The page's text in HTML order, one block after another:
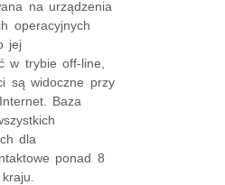
na urządzenia
operacyjnych
jej
w trybie off-line,
są widoczne przy
Baza
dla
ponad 8